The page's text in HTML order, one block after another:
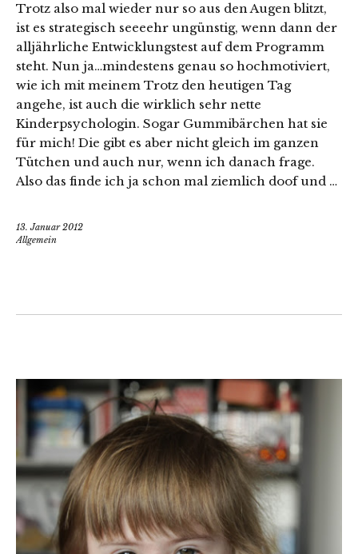
Trotz also mal wieder nur so aus den Augen blitzt,
ist es strategisch seeeehr ungünstig, wenn dann der
alljährliche Entwicklungstest auf dem Programm
steht. Nun ja…mindestens genau so hochmotiviert,
wie ich mit meinem Trotz den heutigen Tag
angehe, ist auch die wirklich sehr nette
Kinderpsychologin. Sogar Gummibärchen hat sie
für mich! Die gibt es aber nicht gleich im ganzen
Tütchen und auch nur, wenn ich danach frage.
Also das finde ich ja schon mal ziemlich doof und …
13. Januar 2012
Allgemein